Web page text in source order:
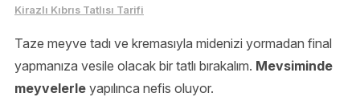
Kirazlı Kıbrıs Tatlısı Tarifi
Taze meyve tadı ve kremasıyla midenizi yormadan final
yapmanıza vesile olacak bir tatlı bırakalım. Mevsiminde
meyvelerle yapılınca nefis oluyor.